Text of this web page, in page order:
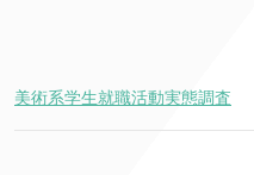
美術系学生就職活動実態調査